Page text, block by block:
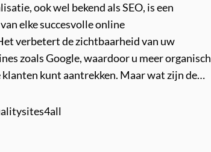
ook wel bekend als SEO, is een
elke succesvolle online
verbetert de zichtbaarheid van uw
zoals Google, waardoor u meer organisch
kunt aantrekken. Maar wat zijn de…